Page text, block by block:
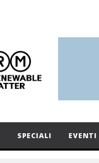
SPECIALI EVENTI